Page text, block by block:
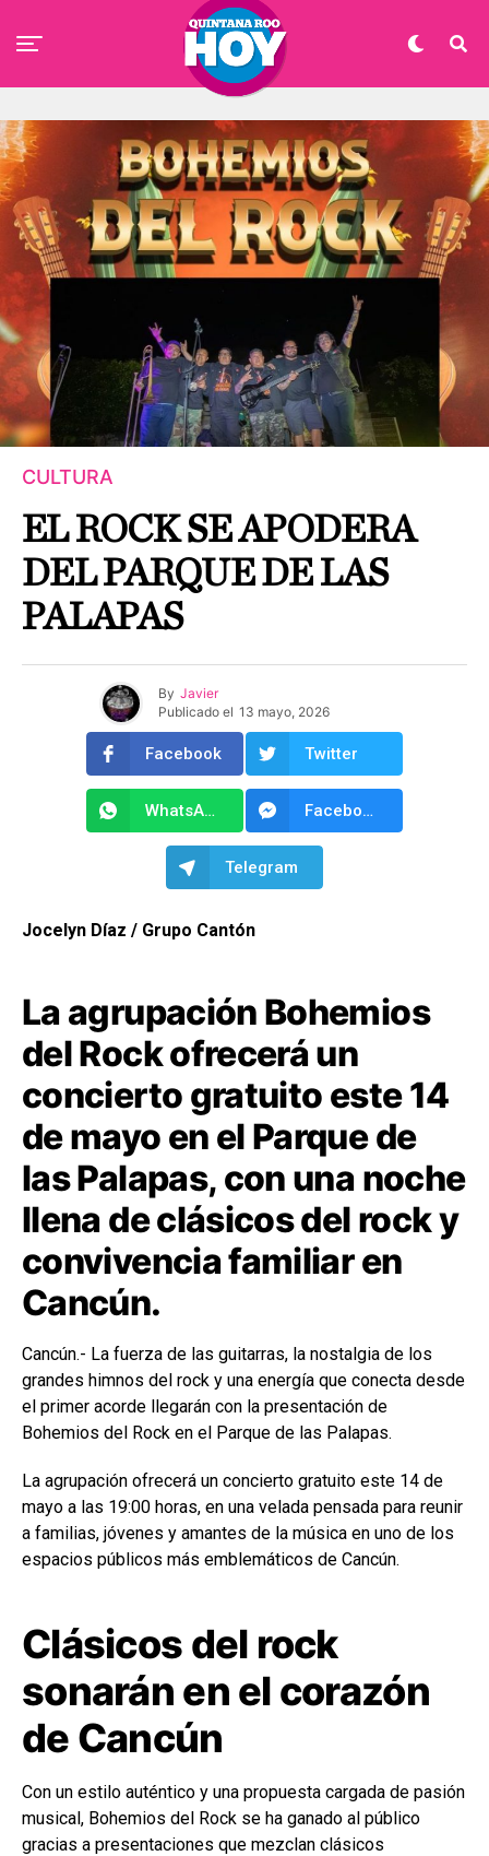
CULTURA
EL ROCK SE APODERA
DEL PARQUE DE LAS
PALAPAS
By Javier
Publicado el 13 mayo, 2026
Facebook Twitter
WhatsApp Facebook Messenger
Telegram
Jocelyn Díaz / Grupo Cantón
La agrupación Bohemios
del Rock ofrecerá un
concierto gratuito este 14
de mayo en el Parque de
las Palapas, con una noche
llena de clásicos del rock y
convivencia familiar en
Cancún.
Cancún.- La fuerza de las guitarras, la nostalgia de los
grandes himnos del rock y una energía que conecta desde
el primer acorde llegarán con la presentación de
Bohemios del Rock en el Parque de las Palapas.
La agrupación ofrecerá un concierto gratuito este 14 de
mayo a las 19:00 horas, en una velada pensada para reunir
a familias, jóvenes y amantes de la música en uno de los
espacios públicos más emblemáticos de Cancún.
Clásicos del rock
sonarán en el corazón
de Cancún
Con un estilo auténtico y una propuesta cargada de pasión
musical, Bohemios del Rock se ha ganado al público
gracias a presentaciones que mezclan clásicos